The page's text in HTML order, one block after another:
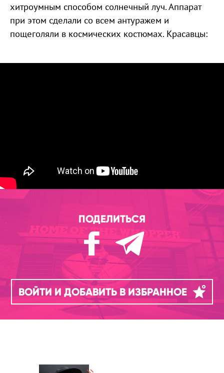
хитроумным способом солнечный луч. Аппарат
при этом сделали со всем антуражем и
пощеголяли в космических костюмах. Красавцы:
ПОДЕЛИТЬСЯ
ВОЙТИ И ДОБАВИТЬ В ИЗБРАННОЕ